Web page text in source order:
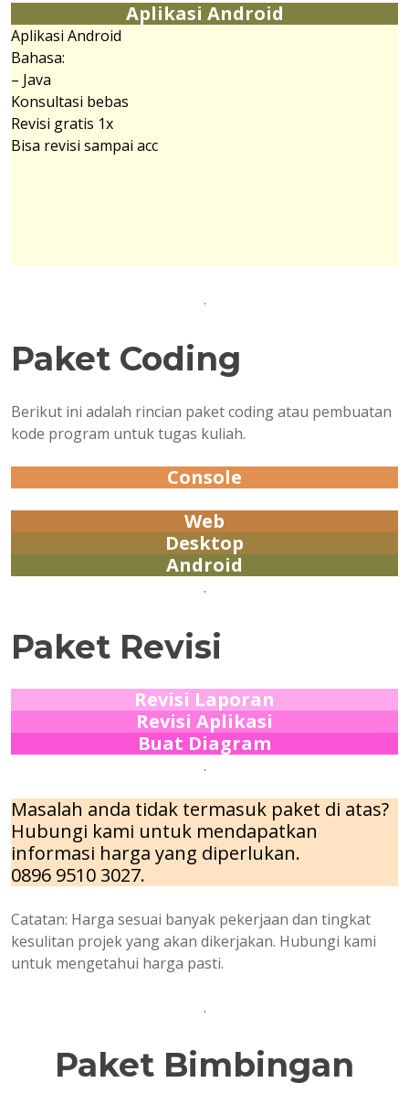
Aplikasi Android
Aplikasi Android
Bahasa:
– Java
Konsultasi bebas
Revisi gratis 1x
Bisa revisi sampai acc
.
Paket Coding
Berikut ini adalah rincian paket coding atau pembuatan
kode program untuk tugas kuliah.
Console
Web
Desktop
Android
.
Paket Revisi
Revisi Laporan
Revisi Aplikasi
Buat Diagram
.
Masalah anda tidak termasuk paket di atas?
Hubungi kami untuk mendapatkan
informasi harga yang diperlukan.
0896 9510 3027.
Catatan: Harga sesuai banyak pekerjaan dan tingkat
kesulitan projek yang akan dikerjakan. Hubungi kami
untuk mengetahui harga pasti.
.
Paket Bimbingan